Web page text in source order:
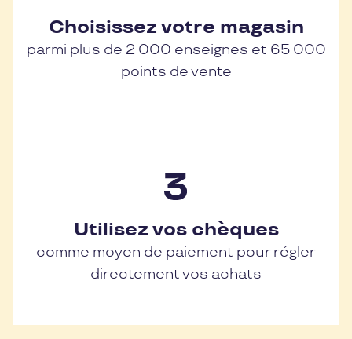
Choisissez votre magasin
parmi plus de 2 000 enseignes et 65 000
points de vente
Utilisez vos chèques
comme moyen de paiement pour régler
directement vos achats